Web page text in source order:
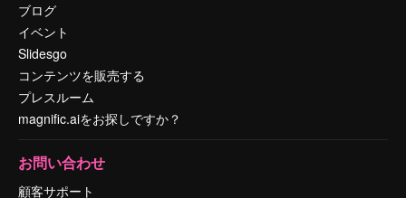
ブログ
イベント
Slidesgo
コンテンツを販売する
プレスルーム
magnific.aiをお探しですか？
お問い合わせ
顧客サポート